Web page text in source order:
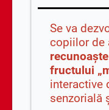
Se va
copiilor de
fructului
interactive
senzorială